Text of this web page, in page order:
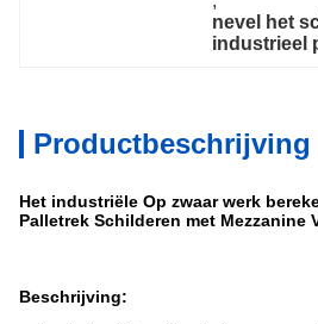
nevel het
industrieel
Productbeschrijving
Het industriële Op zwaar werk
Palletrek Schilderen met Mezzanine
Beschrijving: